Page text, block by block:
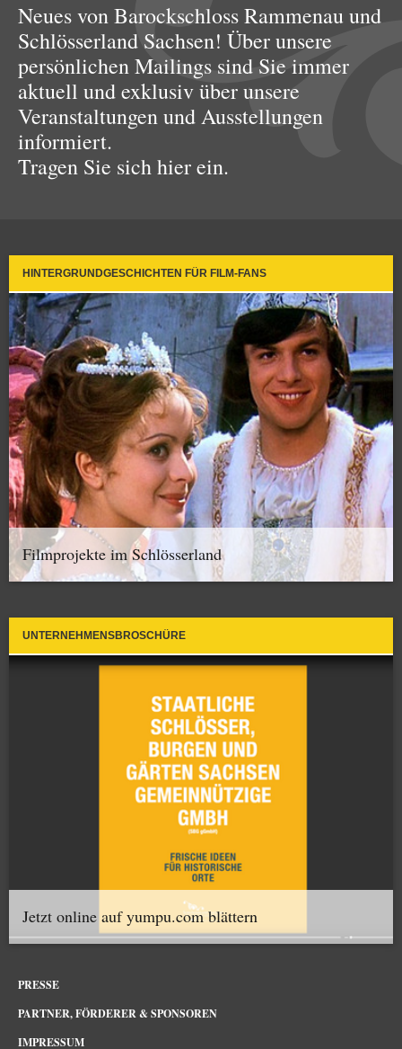
Neues von Barockschloss Rammenau und
Schlösserland Sachsen! Über unsere
persönlichen Mailings sind Sie immer
aktuell und exklusiv über unsere
Veranstaltungen und Ausstellungen
informiert.
Tragen Sie sich hier ein.
HINTERGRUNDGESCHICHTEN FÜR FILM-FANS
Filmprojekte im Schlösserland
UNTERNEHMENSBROSCHÜRE
Jetzt online auf yumpu.com blättern
PRESSE
PARTNER, FÖRDERER & SPONSOREN
IMPRESSUM